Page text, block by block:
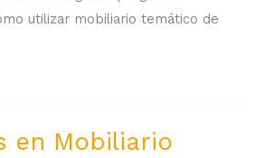
utilizar mobiliario temático de
en Mobiliario